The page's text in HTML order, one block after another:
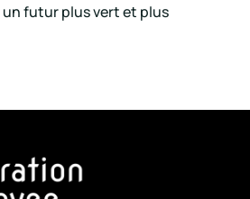
futur plus vert et plus